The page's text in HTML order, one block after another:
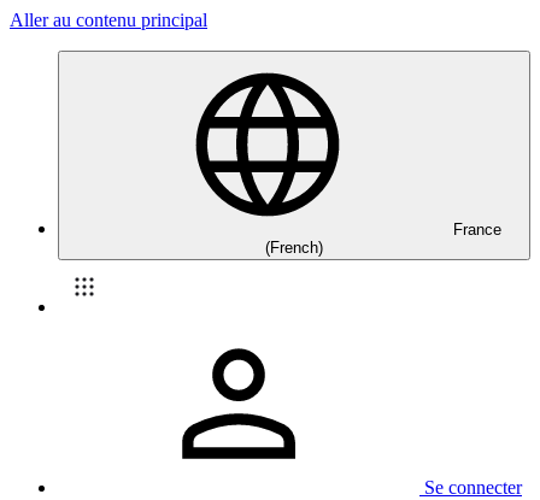
Aller au contenu principal
France
(French)
Se connecter